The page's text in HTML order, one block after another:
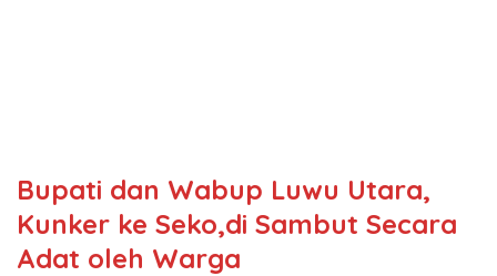
Bupati dan Wabup Luwu Utara,
Kunker ke Seko,di Sambut Secara
Adat oleh Warga